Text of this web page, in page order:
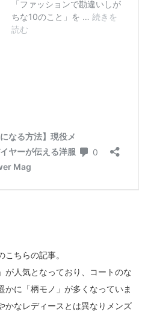
ちらの記事。
が人気となっており、コートのな
かに「柄モノ」が多くなっていま
かなレディースとは異なりメンズ